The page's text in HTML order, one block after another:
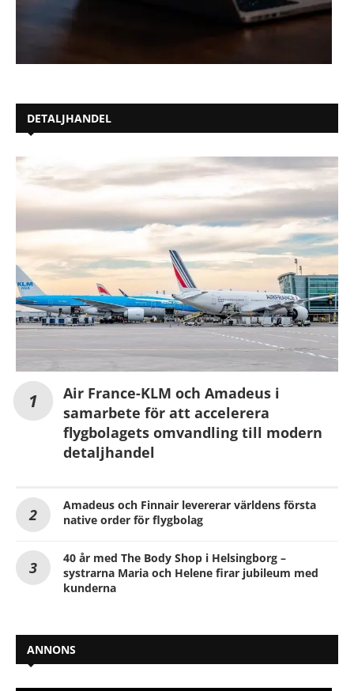
DETALJHANDEL
Air France-KLM och Amadeus i
samarbete för att accelerera
flygbolagets omvandling till modern
detaljhandel
Amadeus och Finnair levererar världens första
native order för flygbolag
40 år med The Body Shop i Helsingborg –
systrarna Maria och Helene firar jubileum med
kunderna
ANNONS